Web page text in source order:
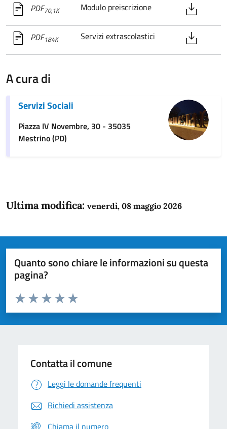
PDF70,1K Modulo preiscrizione
PDF184K Servizi extrascolastici
A cura di
Servizi Sociali
Piazza IV Novembre, 30 - 35035
Mestrino (PD)
Ultima modifica: venerdì, 08 maggio 2026
Quanto sono chiare le informazioni su questa
pagina?
Domanda
Valuta da 1 a 5 stelle la pagina
Valuta 5 stelle su 5
Valuta 4 stelle su 5
Valuta 3 stelle su 5
Valuta 2 stelle su 5
Valuta 1 stelle su 5
Contatta il comune
Leggi le domande frequenti
Richiedi assistenza
Chiama il numero